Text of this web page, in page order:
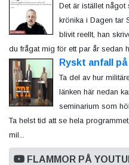
Det är istället något
krönika i Dagen tar
blivit reellt, han
du frågat mig för ett par år sedan
Ryskt anfall
Ta del av hur
länken här nedan
seminarium som
Ta helst tid att se hela
mil...
FLAMMOR PÅ